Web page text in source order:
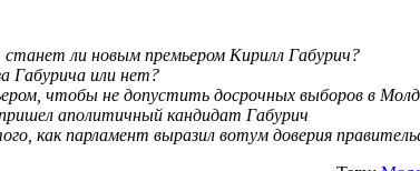
ли новым премьером Кирилл Габурич?
Габурича или нет?
чтобы не допустить досрочных выборов в
аполитичный кандидат Габурич
как парламент выразил вотум доверия